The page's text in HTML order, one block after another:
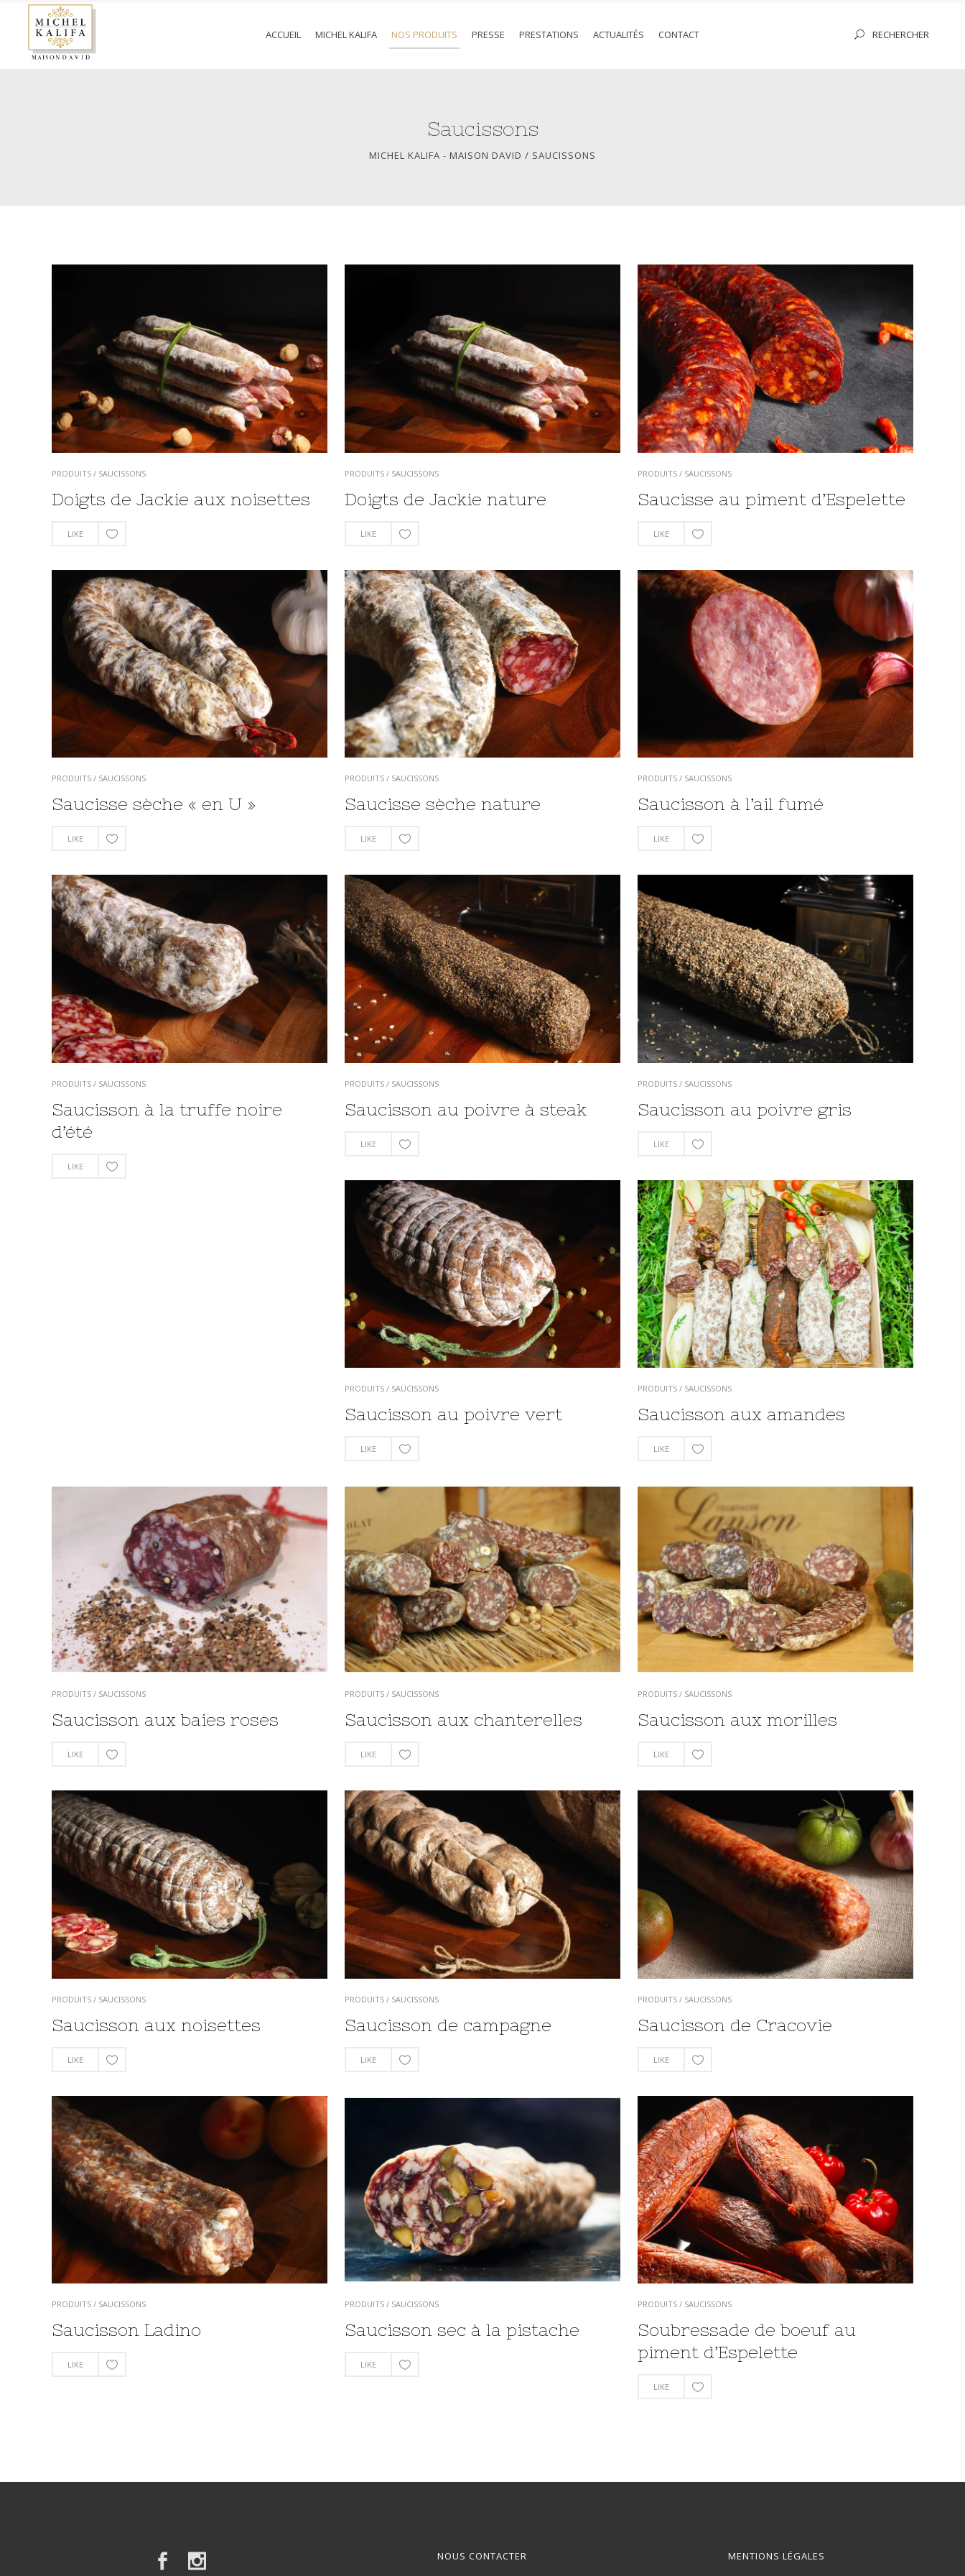
ACCUEIL MICHEL KALIFA NOS PRODUITS PRESSE PRESTATIONS ACTUALITÉS CONTACT RECHERCHER
Saucissons
MICHEL KALIFA - MAISON DAVID / SAUCISSONS
PRODUITS / SAUCISSONS
Doigts de Jackie aux noisettes
LIKE
PRODUITS / SAUCISSONS
Doigts de Jackie nature
LIKE
PRODUITS / SAUCISSONS
Saucisse au piment d’Espelette
LIKE
PRODUITS / SAUCISSONS
Saucisse sèche « en U »
LIKE
PRODUITS / SAUCISSONS
Saucisse sèche nature
LIKE
PRODUITS / SAUCISSONS
Saucisson à l’ail fumé
LIKE
PRODUITS / SAUCISSONS
Saucisson à la truffe noire
d’été
LIKE
PRODUITS / SAUCISSONS
Saucisson au poivre à steak
LIKE
PRODUITS / SAUCISSONS
Saucisson au poivre gris
LIKE
PRODUITS / SAUCISSONS
Saucisson au poivre vert
LIKE
PRODUITS / SAUCISSONS
Saucisson aux amandes
LIKE
PRODUITS / SAUCISSONS
Saucisson aux baies roses
LIKE
PRODUITS / SAUCISSONS
Saucisson aux chanterelles
LIKE
PRODUITS / SAUCISSONS
Saucisson aux morilles
LIKE
PRODUITS / SAUCISSONS
Saucisson aux noisettes
LIKE
PRODUITS / SAUCISSONS
Saucisson de campagne
LIKE
PRODUITS / SAUCISSONS
Saucisson de Cracovie
LIKE
PRODUITS / SAUCISSONS
Saucisson Ladino
LIKE
PRODUITS / SAUCISSONS
Saucisson sec à la pistache
LIKE
PRODUITS / SAUCISSONS
Soubressade de boeuf au
piment d’Espelette
LIKE
NOUS CONTACTER MENTIONS LÉGALES